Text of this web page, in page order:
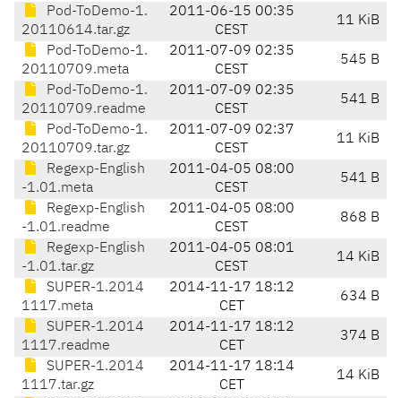
Pod-ToDemo-1.
20110614.tar.gz
2011-06-15 00:35
CEST
11 KiB
Pod-ToDemo-1.
20110709.meta
2011-07-09 02:35
CEST
545 B
Pod-ToDemo-1.
20110709.readme
2011-07-09 02:35
CEST
541 B
Pod-ToDemo-1.
20110709.tar.gz
2011-07-09 02:37
CEST
11 KiB
Regexp-English
-1.01.meta
2011-04-05 08:00
CEST
541 B
Regexp-English
-1.01.readme
2011-04-05 08:00
CEST
868 B
Regexp-English
-1.01.tar.gz
2011-04-05 08:01
CEST
14 KiB
SUPER-1.2014
1117.meta
2014-11-17 18:12
CET
634 B
SUPER-1.2014
1117.readme
2014-11-17 18:12
CET
374 B
SUPER-1.2014
1117.tar.gz
2014-11-17 18:14
CET
14 KiB